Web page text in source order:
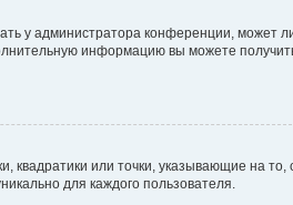
у администратора конференции, может
информацию вы можете
квадратики или точки, указывающие на то,
для каждого пользователя.